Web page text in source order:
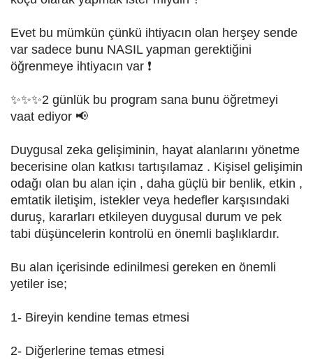
Evet bu mümkün çünkü ihtiyacın olan herşey sende
var sadece bunu NASIL yapman gerektiğini
öğrenmeye ihtiyacın var ❗️
✨️✨️✨️2 günlük bu program sana bunu öğretmeyi
vaat ediyor 📢
Duygusal zeka gelişiminin, hayat alanlarını yönetme
becerisine olan katkısı tartışılamaz . Kişisel gelişimin
odağı olan bu alan için , daha güçlü bir benlik, etkin ,
emtatik iletişim, istekler veya hedefler karşısındaki
duruş, kararları etkileyen duygusal durum ve pek
tabi düşüncelerin kontrolü en önemli başlıklardır.
Bu alan içerisinde edinilmesi gereken en önemli
yetiler ise;
1- Bireyin kendine temas etmesi
2- Diğerlerine temas etmesi